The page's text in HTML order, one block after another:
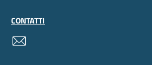
CONTATTI